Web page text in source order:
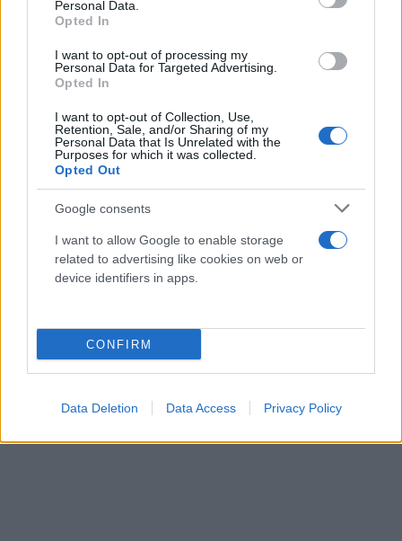
Personal Data.
Opted In
I want to opt-out of processing my
Personal Data for Targeted Advertising.
Opted In
I want to opt-out of Collection, Use,
Retention, Sale, and/or Sharing of my
Personal Data that Is Unrelated with the
Purposes for which it was collected.
Opted Out
Google consents
I want to allow Google to enable storage
related to advertising like cookies on web or
device identifiers in apps.
CONFIRM
Data Deletion Data Access Privacy Policy
Οδήγηση με σαγιονάρες: Επιτρέπεται τελικά ή
κινδυνεύεις με πρόστιμο;